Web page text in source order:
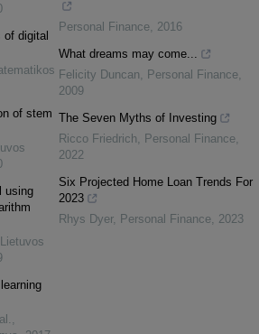
of digital
of stem
using
Lietuvos
Personal Finance 2016
What dreams may come...
Felicity Duncan
Personal Finance
2009
The Seven Myths of Investing
Ricco Friedrich
Personal Finance
2022
Six Projected Home Loan Trends For
2023
Rhys Dyer, Personal Finance 2023